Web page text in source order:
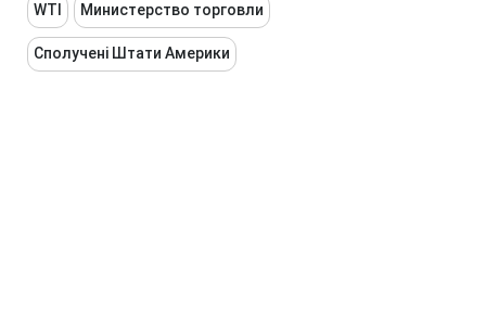
WTI Министерство торговли
Сполучені Штати Америки